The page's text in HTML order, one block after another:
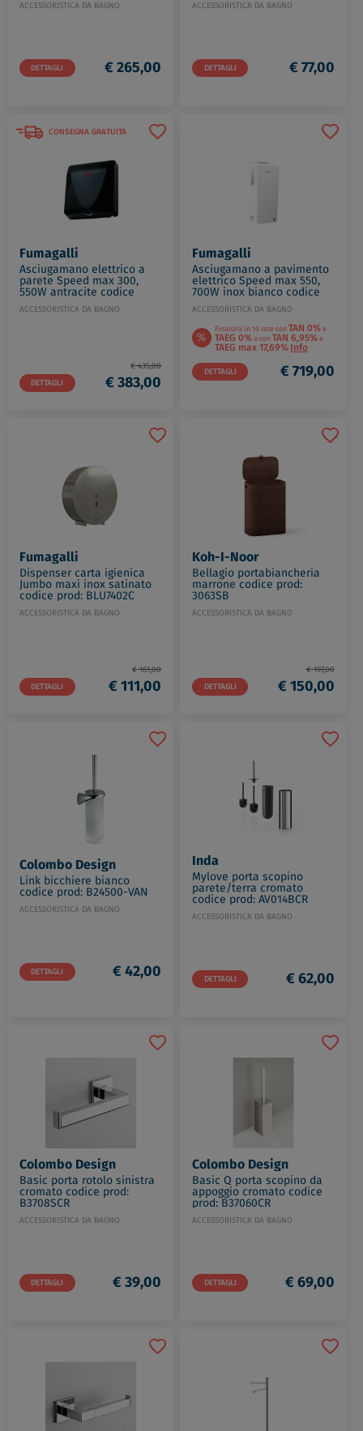
ACCESSORISTICA DA BAGNO
DETTAGLI € 265,00
ACCESSORISTICA DA BAGNO
DETTAGLI € 77,00
CONSEGNA GRATUITA
Fumagalli
Asciugamano elettrico a
parete Speed max 300,
550W antracite codice
prod: SM-300AS02JT000
ACCESSORISTICA DA BAGNO
DETTAGLI
€ 435,00
€ 383,00
Fumagalli
Asciugamano a pavimento
elettrico Speed max 550,
700W inox bianco codice
prod: SM-550AB01JT000
ACCESSORISTICA DA BAGNO
% Finanzia in 10 rate conTAN 0%e
TAEG 0%o conTAN 6,95%e
TAEG max 17,69%Info
DETTAGLI € 719,00
Fumagalli
Dispenser carta igienica
Jumbo maxi inox satinato
codice prod: BLU7402C
ACCESSORISTICA DA BAGNO
DETTAGLI
€ 161,00
€ 111,00
Koh-I-Noor
Bellagio portabiancheria
marrone codice prod:
3063SB
ACCESSORISTICA DA BAGNO
DETTAGLI
€ 197,00
€ 150,00
Colombo Design
Link bicchiere bianco
codice prod: B24500-VAN
ACCESSORISTICA DA BAGNO
DETTAGLI € 42,00
Inda
Mylove porta scopino
parete/terra cromato
codice prod: AV014BCR
ACCESSORISTICA DA BAGNO
DETTAGLI € 62,00
Colombo Design
Basic porta rotolo sinistra
cromato codice prod:
B3708SCR
ACCESSORISTICA DA BAGNO
DETTAGLI € 39,00
Colombo Design
Basic Q porta scopino da
appoggio cromato codice
prod: B37060CR
ACCESSORISTICA DA BAGNO
DETTAGLI € 69,00